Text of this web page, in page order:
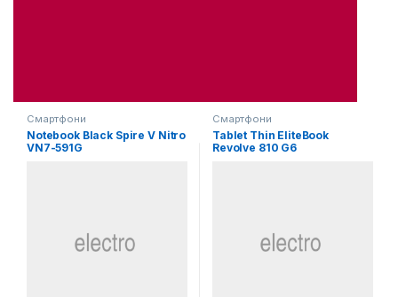
Смартфони
Notebook Black Spire V Nitro
VN7-591G
Смартфони
Tablet Thin EliteBook
Revolve 810 G6